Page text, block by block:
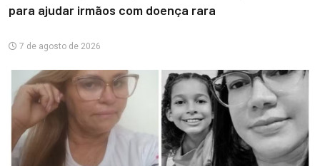
para ajudar irmãos com doença rara
7 de agosto de 2026